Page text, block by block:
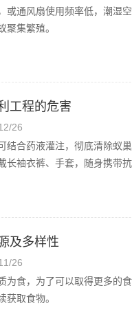
通风扇使用频率低，潮湿
集繁殖。
工程的危害
26
结合药液灌注，彻底清除蚁
袖衣裤、手套，随身携带抗
及多样性
26
为食，为了可以取得更多的
取食物。